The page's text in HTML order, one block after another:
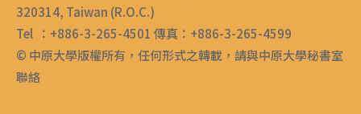
320314, Taiwan (R.O.C.)
Tel ：+886-3-265-4501 傳真：+886-3-265-4599
© 中原大學版權所有，任何形式之轉載，請與中原大學秘書室
聯絡